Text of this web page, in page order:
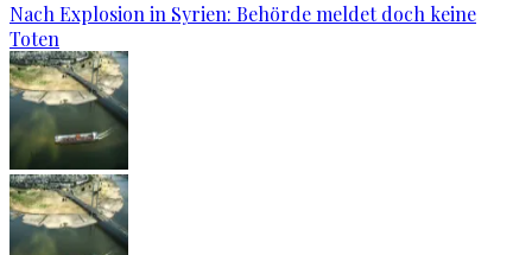
Nach Explosion in Syrien: Behörde meldet doch keine
Toten